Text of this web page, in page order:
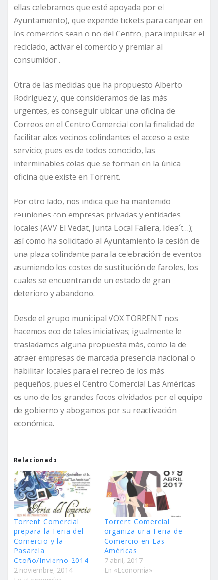
ellas celebramos que esté apoyada por el
Ayuntamiento), que expende tickets para canjear en
los comercios sean o no del Centro, para impulsar el
reciclado, activar el comercio y premiar al
consumidor .
Otra de las medidas que ha propuesto Alberto
Rodríguez y, que consideramos de las más
urgentes, es conseguir ubicar una oficina de
Correos en el Centro Comercial con la finalidad de
facilitar alos vecinos colindantes el acceso a este
servicio; pues es de todos conocido, las
interminables colas que se forman en la única
oficina que existe en Torrent.
Por otro lado, nos indica que ha mantenido
reuniones con empresas privadas y entidades
locales (AVV El Vedat, Junta Local Fallera, Idea´t…);
así como ha solicitado al Ayuntamiento la cesión de
una plaza colindante para la celebración de eventos
asumiendo los costes de sustitución de faroles, los
cuales se encuentran de un estado de gran
deterioro y abandono.
Desde el grupo municipal VOX TORRENT nos
hacemos eco de tales iniciativas; igualmente le
trasladamos alguna propuesta más, como la de
atraer empresas de marcada presencia nacional o
habilitar locales para el recreo de los más
pequeños, pues el Centro Comercial Las Américas
es uno de los grandes focos olvidados por el equipo
de gobierno y abogamos por su reactivación
económica.
Relacionado
Torrent Comercial
prepara la Feria del
Comercio y la
Pasarela
Otoño/Invierno 2014
2 noviembre, 2014
Torrent Comercial
organiza una Feria de
Comercio en Las
Américas
7 abril, 2017
En «Economía»